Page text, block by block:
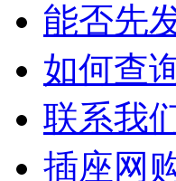
能否先
如何查
联系我
插座网